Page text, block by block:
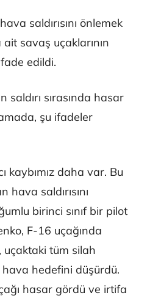
saldırısını önlemek
savaş uçaklarının
edildi.
saldırı sırasında hasar
şu ifadeler
kaybımız daha var. Bu
saldırısını
birinci sınıf bir pilot
F-16 uçağında
uçaktaki tüm silah
hava hedefini düşürdü.
hasar gördü ve irtifa